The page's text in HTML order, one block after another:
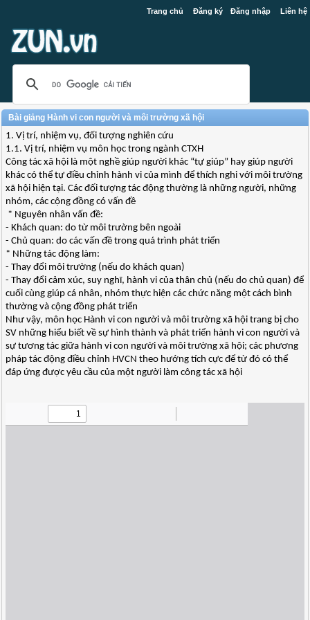
Trang chủ Đăng ký Đăng nhập Liên hệ
Bài giảng Hành vi con người và môi trường xã hội
1. Vị trí, nhiệm vụ, đối tượng nghiên cứu
1.1. Vị trí, nhiệm vụ môn học trong ngành CTXH
Công tác xã hội là một nghề giúp người khác “tự giúp” hay giúp người
khác có thể tự điều chỉnh hành vi của mình để thích nghi với môi trường
xã hội hiện tại. Các đối tượng tác động thường là những người, những
nhóm, các cộng đồng có vấn đề
* Nguyên nhân vấn đề:
- Khách quan: do từ môi trường bên ngoài
- Chủ quan: do các vấn đề trong quá trình phát triển
* Những tác động làm:
- Thay đổi môi trường (nếu do khách quan)
- Thay đổi cảm xúc, suy nghĩ, hành vi của thân chủ (nếu do chủ quan) để
cuối cùng giúp cá nhân, nhóm thực hiện các chức năng một cách bình
thường và cộng đồng phát triển
Như vậy, môn học Hành vi con người và môi trường xã hội trang bị cho
SV những hiểu biết về sự hình thành và phát triển hành vi con người và
sự tương tác giữa hành vi con người và môi trường xã hội; các phương
pháp tác động điều chỉnh HVCN theo hướng tích cực để từ đó có thể
đáp ứng được yêu cầu của một người làm công tác xã hội